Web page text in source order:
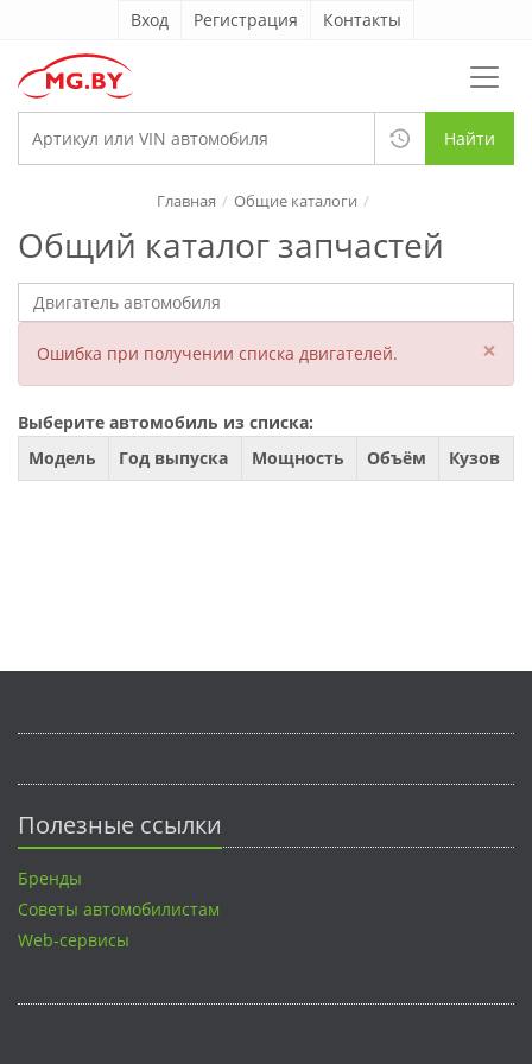
Вход Регистрация Контакты
Найти
Общий каталог запчастей
Главная Общие каталоги
Ошибка при получении списка двигателей. ×
Выберите автомобиль из списка:
Модель
Год выпуска Мощность Объём Кузов
Полезные ссылки
Бренды
Советы автомобилистам
Web-сервисы